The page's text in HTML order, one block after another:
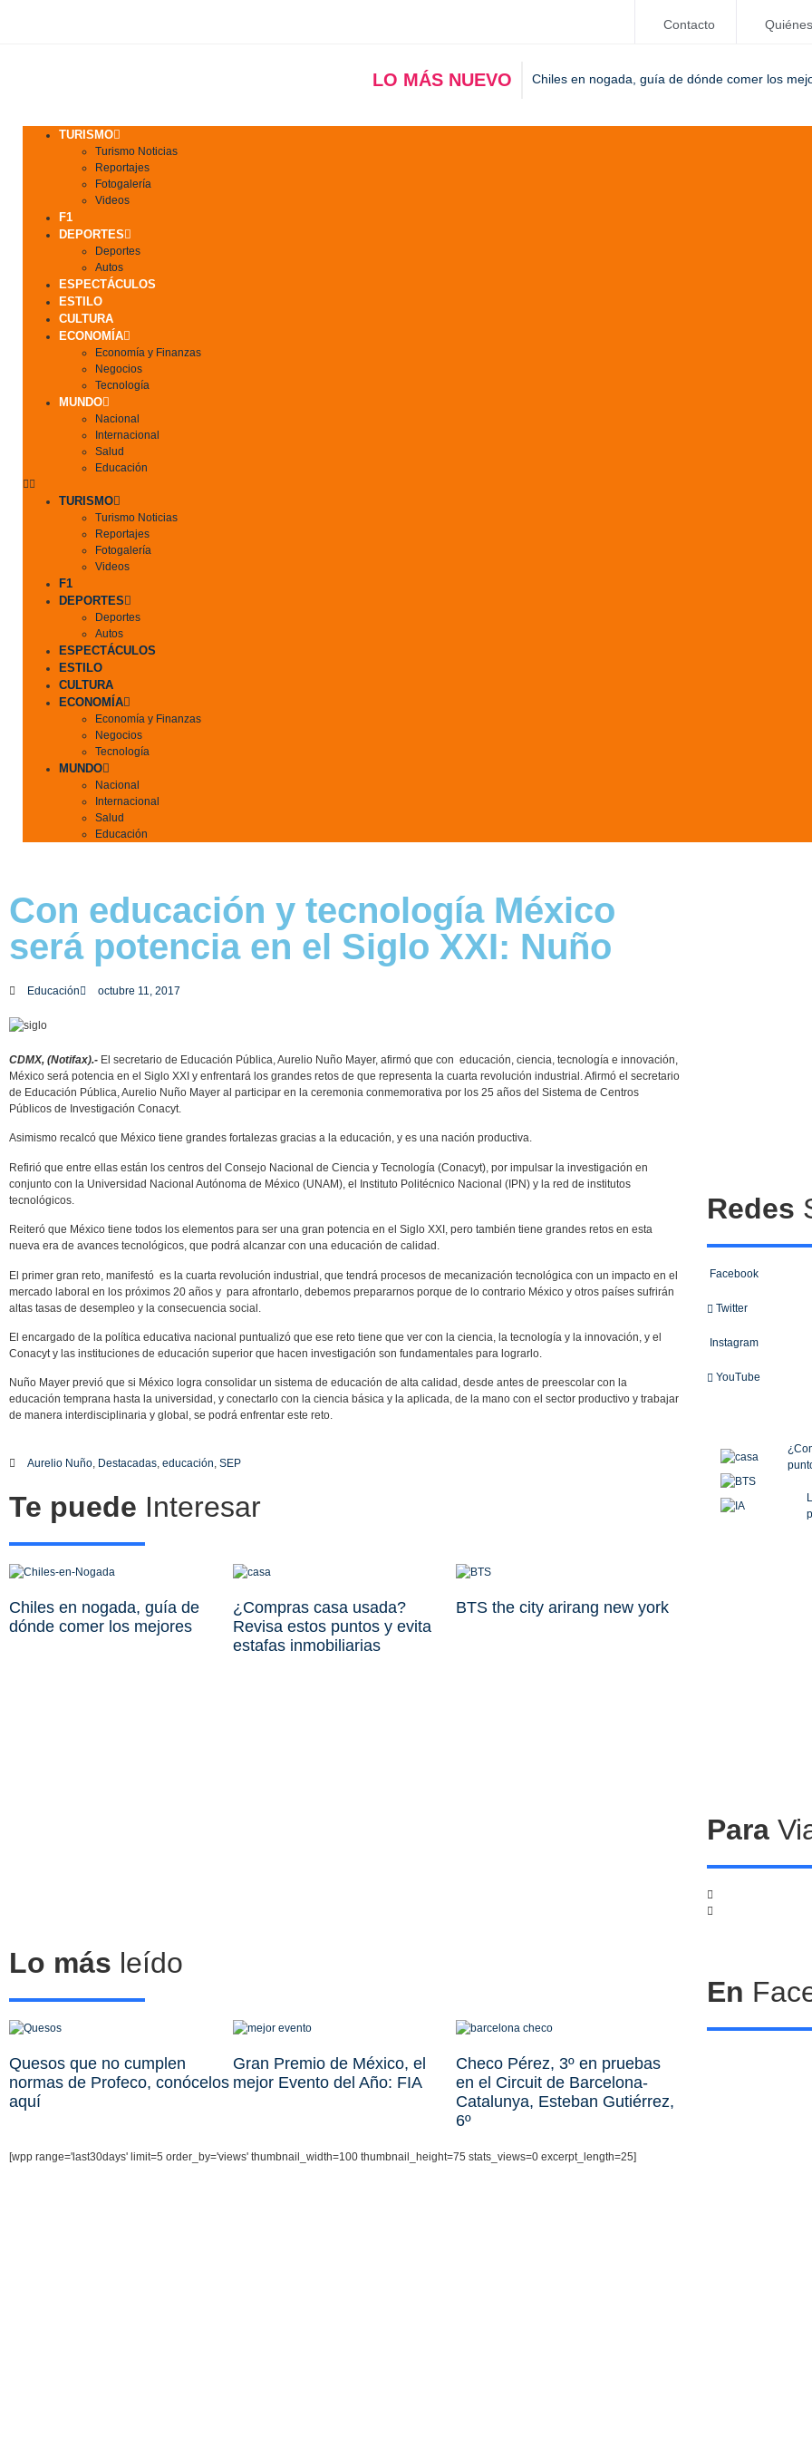
Contacto
LO MÁS NUEVO Chiles en nogada, guía de dónde comer los
TURISMO
Turismo Noticias
Reportajes
Fotogalería
Videos
F1
DEPORTES
Deportes
Autos
ESPECTÁCULOS
ESTILO
CULTURA
ECONOMÍA
Economía y Finanzas
Negocios
Tecnología
MUNDO
Nacional
Internacional
Salud
Educación
TURISMO
Turismo Noticias
Reportajes
Fotogalería
Videos
F1
DEPORTES
Deportes
Autos
ESPECTÁCULOS
ESTILO
CULTURA
ECONOMÍA
Economía y Finanzas
Negocios
Tecnología
MUNDO
Nacional
Internacional
Salud
Educación
Con educación y tecnología México
será potencia en el Siglo XXI: Nuño
Educación octubre 11, 2017
CDMX, (Notifax).- El secretario de Educación Pública, Aurelio Nuño Mayer, afirmó que con educación, ciencia, tecnología e innovación,
México será potencia en el Siglo XXI y enfrentará los grandes retos de que representa la cuarta revolución industrial. Afirmó el secretario
de Educación Pública, Aurelio Nuño Mayer al participar en la ceremonia conmemorativa por los 25 años del Sistema de Centros
Públicos de Investigación Conacyt.
Asimismo recalcó que México tiene grandes fortalezas gracias a la educación, y es una nación productiva.
Refirió que entre ellas están los centros del Consejo Nacional de Ciencia y Tecnología (Conacyt), por impulsar la investigación en
conjunto con la Universidad Nacional Autónoma de México (UNAM), el Instituto Politécnico Nacional (IPN) y la red de institutos
tecnológicos.
Reiteró que México tiene todos los elementos para ser una gran potencia en el Siglo XXI, pero también tiene grandes retos en esta
nueva era de avances tecnológicos, que podrá alcanzar con una educación de calidad.
El primer gran reto, manifestó es la cuarta revolución industrial, que tendrá procesos de mecanización tecnológica con un impacto en el
mercado laboral en los próximos 20 años y para afrontarlo, debemos prepararnos porque de lo contrario México y otros países sufrirán
altas tasas de desempleo y la consecuencia social.
El encargado de la política educativa nacional puntualizó que ese reto tiene que ver con la ciencia, la tecnología y la innovación, y el
Conacyt y las instituciones de educación superior que hacen investigación son fundamentales para lograrlo.
Nuño Mayer previó que si México logra consolidar un sistema de educación de alta calidad, desde antes de preescolar con la
educación temprana hasta la universidad, y conectarlo con la ciencia básica y la aplicada, de la mano con el sector productivo y trabajar
de manera interdisciplinaria y global, se podrá enfrentar este reto.
Aurelio Nuño Destacadas educación SEP
Te puede Interesar
Chiles en nogada, guía de
dónde comer los mejores
¿Compras casa usada?
Revisa estos puntos y evita
estafas inmobiliarias
BTS the city arirang new york
Lo más leído
Quesos que no cumplen
normas de Profeco, conócelos
aquí
Gran Premio de México, el
mejor Evento del Año: FIA
Checo Pérez, 3º en pruebas
en el Circuit de Barcelona-
Catalunya, Esteban Gutiérrez,
6º
[wpp range='last30days' limit=5 order_by='views' thumbnail_width=100 thumbnail_height=75 stats_views=0 excerpt_length=25]
Redes
Facebook
Twitter
Instagram
YouTube
Para
la
En